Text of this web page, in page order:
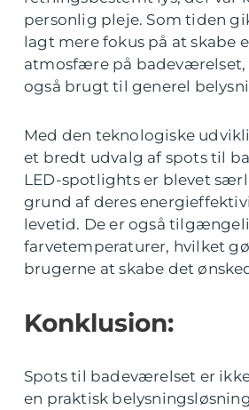
personlig pleje. Som tiden
lagt mere fokus på at skabe
atmosfære på badeværelset,
også brugt til generel
Med den teknologiske
et bredt udvalg af spots til
LED-spotlights er blevet
grund af deres
levetid. De er også
farvetemperaturer, hvilket
brugerne at skabe det
Konklusion:
Spots til badeværelset er
en praktisk